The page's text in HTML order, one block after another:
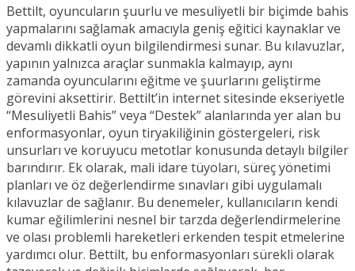
Bettilt, oyuncuların şuurlu ve mesuliyetli bir biçimde bahis
yapmalarını sağlamak amacıyla geniş eğitici kaynaklar ve
devamlı dikkatli oyun bilgilendirmesi sunar. Bu kılavuzlar,
yapının yalnızca araçlar sunmakla kalmayıp, aynı
zamanda oyuncularını eğitme ve şuurlarını geliştirme
görevini aksettirir. Bettilt’in internet sitesinde ekseriyetle
“Mesuliyetli Bahis” veya “Destek” alanlarında yer alan bu
enformasyonlar, oyun tiryakiliğinin göstergeleri, risk
unsurları ve koruyucu metotlar konusunda detaylı bilgiler
barındırır. Ek olarak, mali idare tüyoları, süreç yönetimi
planları ve öz değerlendirme sınavları gibi uygulamalı
kılavuzlar de sağlanır. Bu denemeler, kullanıcıların kendi
kumar eğilimlerini nesnel bir tarzda değerlendirmelerine
ve olası problemli hareketleri erkenden tespit etmelerine
yardımcı olur. Bettilt, bu enformasyonları sürekli olarak